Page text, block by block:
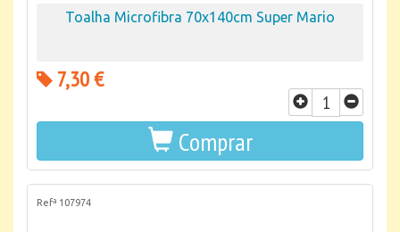
Toalha Microfibra 70x140cm Super Mario
7,30 €
Comprar
Refª 107974